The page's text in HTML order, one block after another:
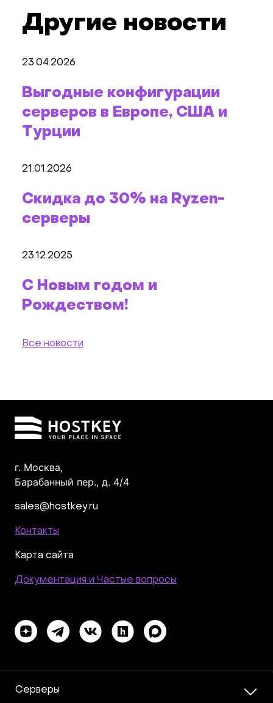
Другие новости
23.04.2026
Выгодные конфигурации
серверов в Европе, США и
Турции
21.01.2026
Скидка до 30% на Ryzen-
серверы
23.12.2025
С Новым годом и
Рождеством!
Все новости
г. Москва,
Барабанный пер., д. 4/4
sales@hostkey.ru
Контакты
Карта сайта
Документация и Частые вопросы
Серверы